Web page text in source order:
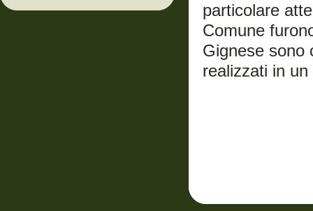
particolare
Comune
Gignese sono
realizzati in